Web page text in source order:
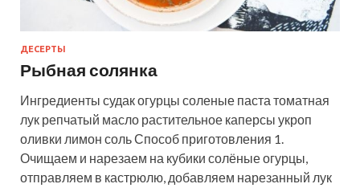
ДЕСЕРТЫ
Рыбная солянка
Ингредиенты судак огурцы соленые паста томатная
лук репчатый масло растительное каперсы укроп
оливки лимон соль Способ приготовления 1.
Очищаем и нарезаем на кубики солёные огурцы,
отправляем в кастрюлю, добавляем нарезанный лук